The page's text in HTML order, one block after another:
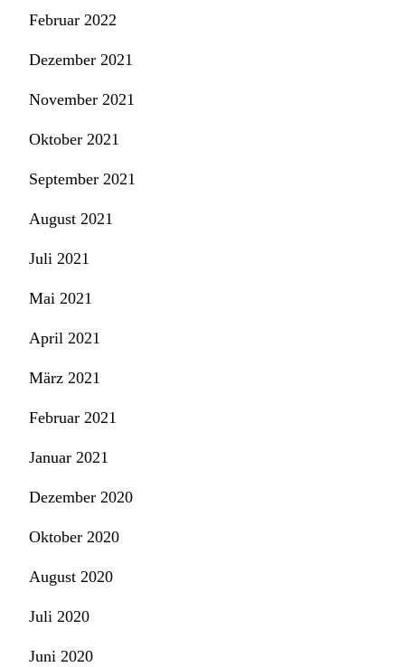
Februar 2022
Dezember 2021
November 2021
Oktober 2021
September 2021
August 2021
Juli 2021
Mai 2021
April 2021
März 2021
Februar 2021
Januar 2021
Dezember 2020
Oktober 2020
August 2020
Juli 2020
Juni 2020